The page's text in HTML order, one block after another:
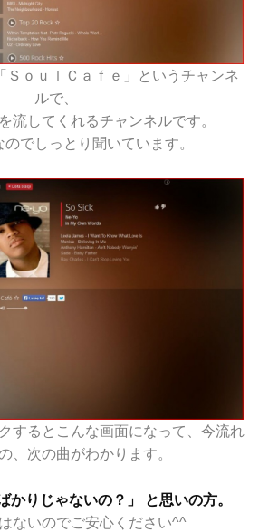
ＳｏｕｌＣａｆｅ」というチャンネ
ルで、
流してくれるチャンネルです。
でしっとり聞いています。
するとこんな画面になって、今流れ
、次の曲がわかります。
かりじゃないの？」 と思いの方。
ないのでご安心ください^^